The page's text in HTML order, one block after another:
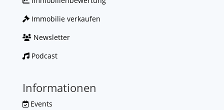
Immobilie verkaufen
Newsletter
Podcast
Informationen
Events